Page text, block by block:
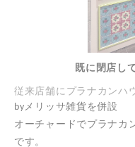
既に閉店し
従来店舗にプラナカンハ
byメリッサ雑貨を併設
オーチャードでプラナカ
です。